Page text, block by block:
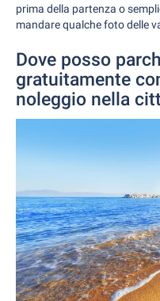
prima della partenza o
mandare qualche foto delle
Dove posso
gratuitamente
noleggio nella